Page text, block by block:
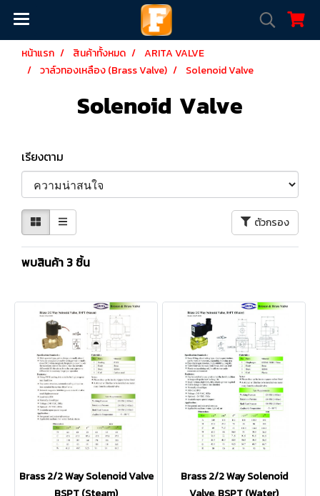
หน้าแรก สินค้าทั้งหมด
ARITA VALVE
วาล์วทองเหลือง (Brass Valve)
Solenoid Valve
Solenoid Valve
เรียงตาม
ตัวกรอง
พบสินค้า 3 ชิ้น
Brass 2/2 Way Solenoid Valve
Brass 2/2 Way Solenoid